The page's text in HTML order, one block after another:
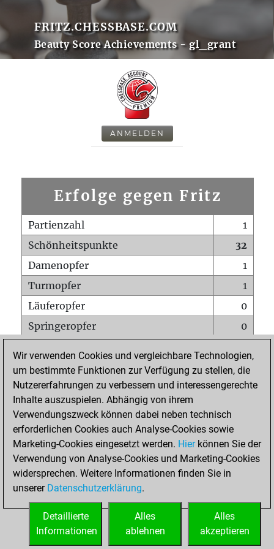
FRITZ.CHESSBASE.COM
Beauty Score Achievements - gl_grant
ANMELDEN
Erfolge gegen Fritz
Partienzahl
1
Schönheitspunkte
32
Damenopfer
1
Turmopfer
1
Läuferopfer
0
Springeropfer
0
Matt auf vollem Brett
0
Bauer setzt Matt
0
Erstickte Matts
Unterverwandlungen
Türme auf der siebten
0
STARTSEITE
Wir verwenden Cookies und vergleichbare Technologien,
um bestimmte Funktionen zur Verfügung zu stellen, die
Nutzererfahrungen zu verbessern und interessengerechte
Inhalte auszuspielen. Abhängig von ihrem
Verwendungszweck können dabei neben technisch
erforderlichen Cookies auch Analyse-Cookies sowie
Marketing-Cookies eingesetzt werden. Hierkönnen Sie der
Verwendung von Analyse-Cookies und Marketing-Cookies
widersprechen. Weitere Informationen finden Sie in
unserer Datenschutzerklärung.
Alles
akzeptieren
Alles
ablehnen
Detaillierte
Informationen